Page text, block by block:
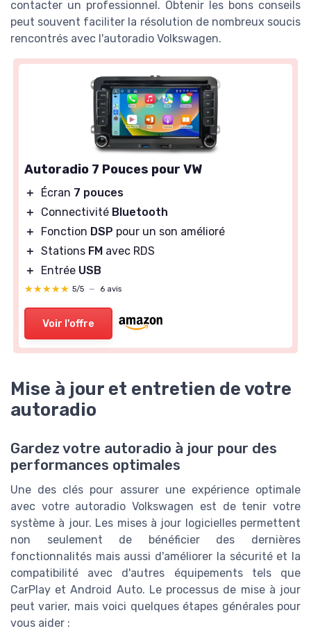
contacter un professionnel. Obtenir les bons conseils
peut souvent faciliter la résolution de nombreux soucis
rencontrés avec l'autoradio Volkswagen.
Autoradio 7 Pouces pour VW
＋ Écran 7 pouces
＋
Connectivité Bluetooth
＋
Fonction DSP pour un son amélioré
＋ Stations FM avec RDS
＋
Entrée USB
★★★★★
★★★★★ 5/5 — 6 avis
Voir l'offre
Mise à jour et entretien de votre
autoradio
Gardez votre autoradio à jour pour des
performances optimales
Une des clés pour assurer une expérience optimale
avec votre autoradio Volkswagen est de tenir votre
système à jour. Les mises à jour logicielles permettent
non seulement de bénéficier des dernières
fonctionnalités mais aussi d'améliorer la sécurité et la
compatibilité avec d'autres équipements tels que
CarPlay et Android Auto. Le processus de mise à jour
peut varier, mais voici quelques étapes générales pour
vous aider :